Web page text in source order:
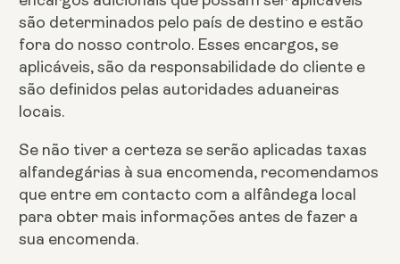
são determinados pelo país de destino e estão
fora do nosso controlo. Esses encargos, se
aplicáveis, são da responsabilidade do cliente e
são definidos pelas autoridades aduaneiras
locais.
Se não tiver a certeza se serão aplicadas taxas
alfandegárias à sua encomenda, recomendamos
que entre em contacto com a alfândega local
para obter mais informações antes de fazer a
sua encomenda.